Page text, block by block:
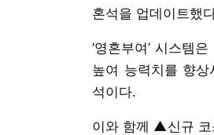
혼석을 업데이트했
‘영혼부여’ 시스템
높여 능력치를 향상
석이다.
이와 함께 ▲신규